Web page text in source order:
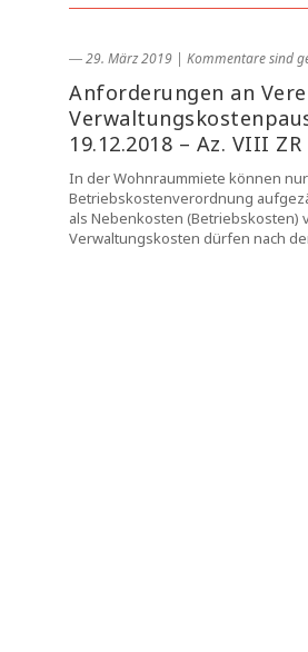
― 29. März 2019 | Kommentare sind
Anforderungen an
19.12.2018 – Az. VIII
In der Wohnraummiete können
Betriebskostenverordnung
als Nebenkosten (Betriebskosten)
Verwaltungskosten dürfen nach